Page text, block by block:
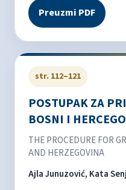
Preuzmi PDF
str. 112–121
POSTUPAK ZA
BOSNI I
THE PROCEDURE FOR
AND HERZEGOVINA
Ajla Junuzović, Kata